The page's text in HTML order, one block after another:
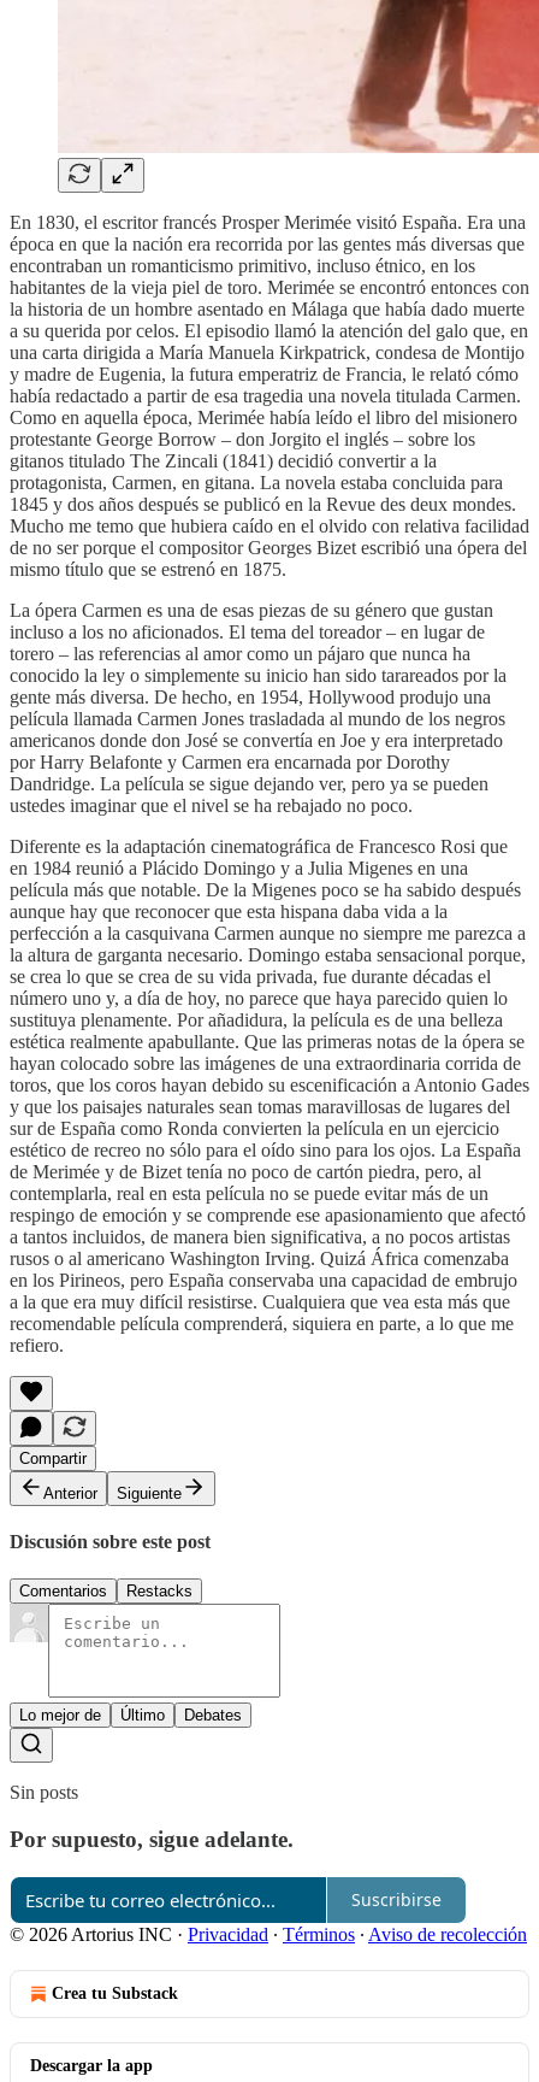
En 1830, el escritor francés Prosper Merimée visitó España. Era una
época en que la nación era recorrida por las gentes más diversas que
encontraban un romanticismo primitivo, incluso étnico, en los
habitantes de la vieja piel de toro. Merimée se encontró entonces con
la historia de un hombre asentado en Málaga que había dado muerte
a su querida por celos. El episodio llamó la atención del galo que, en
una carta dirigida a María Manuela Kirkpatrick, condesa de Montijo
y madre de Eugenia, la futura emperatriz de Francia, le relató cómo
había redactado a partir de esa tragedia una novela titulada Carmen.
Como en aquella época, Merimée había leído el libro del misionero
protestante George Borrow – don Jorgito el inglés – sobre los
gitanos titulado The Zincali (1841) decidió convertir a la
protagonista, Carmen, en gitana. La novela estaba concluida para
1845 y dos años después se publicó en la Revue des deux mondes.
Mucho me temo que hubiera caído en el olvido con relativa facilidad
de no ser porque el compositor Georges Bizet escribió una ópera del
mismo título que se estrenó en 1875.
La ópera Carmen es una de esas piezas de su género que gustan
incluso a los no aficionados. El tema del toreador – en lugar de
torero – las referencias al amor como un pájaro que nunca ha
conocido la ley o simplemente su inicio han sido tarareados por la
gente más diversa. De hecho, en 1954, Hollywood produjo una
película llamada Carmen Jones trasladada al mundo de los negros
americanos donde don José se convertía en Joe y era interpretado
por Harry Belafonte y Carmen era encarnada por Dorothy
Dandridge. La película se sigue dejando ver, pero ya se pueden
ustedes imaginar que el nivel se ha rebajado no poco.
Diferente es la adaptación cinematográfica de Francesco Rosi que
en 1984 reunió a Plácido Domingo y a Julia Migenes en una
película más que notable. De la Migenes poco se ha sabido después
aunque hay que reconocer que esta hispana daba vida a la
perfección a la casquivana Carmen aunque no siempre me parezca a
la altura de garganta necesario. Domingo estaba sensacional porque,
se crea lo que se crea de su vida privada, fue durante décadas el
número uno y, a día de hoy, no parece que haya parecido quien lo
sustituya plenamente. Por añadidura, la película es de una belleza
estética realmente apabullante. Que las primeras notas de la ópera se
hayan colocado sobre las imágenes de una extraordinaria corrida de
toros, que los coros hayan debido su escenificación a Antonio Gades
y que los paisajes naturales sean tomas maravillosas de lugares del
sur de España como Ronda convierten la película en un ejercicio
estético de recreo no sólo para el oído sino para los ojos. La España
de Merimée y de Bizet tenía no poco de cartón piedra, pero, al
contemplarla, real en esta película no se puede evitar más de un
respingo de emoción y se comprende ese apasionamiento que afectó
a tantos incluidos, de manera bien significativa, a no pocos artistas
rusos o al americano Washington Irving. Quizá África comenzaba
en los Pirineos, pero España conservaba una capacidad de embrujo
a la que era muy difícil resistirse. Cualquiera que vea esta más que
recomendable película comprenderá, siquiera en parte, a lo que me
refiero.
Compartir
Anterior
Siguiente
Discusión sobre este post
Comentarios Restacks
Lo mejor de Último Debates
Sin posts
Por supuesto, sigue adelante.
Suscribirse
© 2026 Artorius INC · Privacidad ∙ Términos ∙ Aviso de recolección
Crea tu Substack
Descargar la app